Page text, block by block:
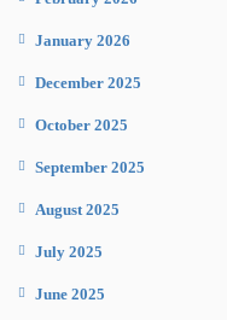
January 2026
December 2025
October 2025
September 2025
August 2025
July 2025
June 2025